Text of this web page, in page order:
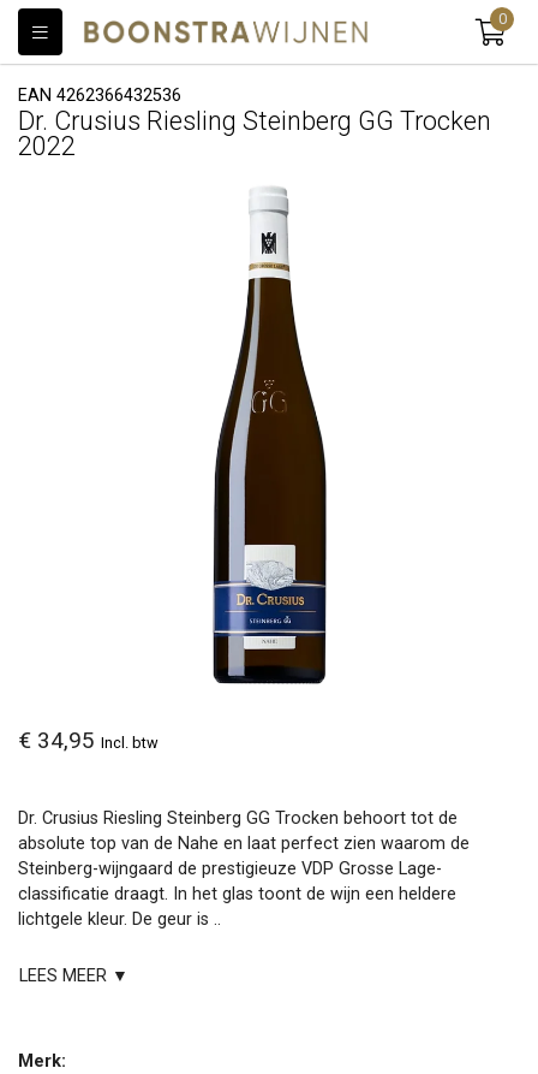
0
EAN 4262366432536
Dr. Crusius Riesling Steinberg GG Trocken
2022
€ 34,95 Incl. btw
Dr. Crusius Riesling Steinberg GG Trocken behoort tot de
absolute top van de Nahe en laat perfect zien waarom de
Steinberg-wijngaard de prestigieuze VDP Grosse Lage-
classificatie draagt. In het glas toont de wijn een heldere
lichtgele kleur. De geur is ..
LEES MEER ▼
Merk: